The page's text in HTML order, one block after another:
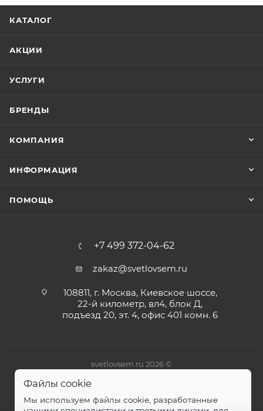
КАТАЛОГ
АКЦИИ
УСЛУГИ
БРЕНДЫ
КОМПАНИЯ
ИНФОРМАЦИЯ
ПОМОЩЬ
+7 499 372-04-62
zakaz@svetlovsem.ru
108811, г. Москва, Киевское шоссе,
22-й километр, вл4, блок Д,
подъезд 20, эт. 4, офис 401 комн. 6
svetlovsem.ru 2026 ©
Файлы cookie
Мы используем файлы cookie, разработанные